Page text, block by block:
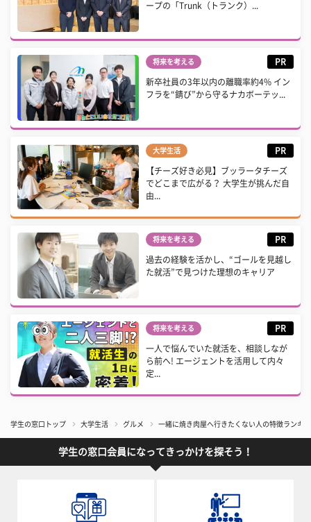
ープの「Trunk（トランク）...
将来を考える PR
新卒社員の3年以内の離職率約4% イン
フラを“錆び”から守るナカボーテッ...
大学生活 PR
【チーズ好き必見】ブッラータチーズ
でどこまで広がる？ 大学生が挑んだ自
由...
将来を考える PR
過去の経験を活かし、“ゴールを見越し
た就活”で見つけた理想のキャリア
将来を考える PR
一人で悩んでいた就活を、相談しなが
ら前へ! エージェントを活用して内々
定...
学生の窓口トップ 大学生活 グルメ 一緒に焼き肉屋へ行きたくない人の特徴ランキ
学生の窓口会員になってきっかけを探そう！